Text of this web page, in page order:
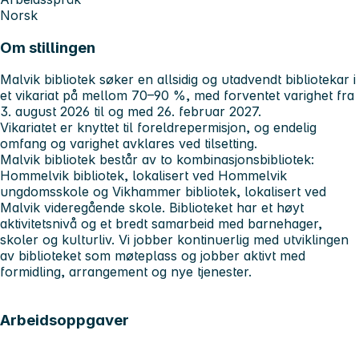
Norsk
Om stillingen
Malvik bibliotek søker en allsidig og utadvendt bibliotekar i
et vikariat på mellom 70–90 %, med forventet varighet fra
3. august 2026 til og med 26. februar 2027.
Vikariatet er knyttet til foreldrepermisjon, og endelig
omfang og varighet avklares ved tilsetting.
Malvik bibliotek består av to kombinasjonsbibliotek:
Hommelvik bibliotek, lokalisert ved Hommelvik
ungdomsskole og Vikhammer bibliotek, lokalisert ved
Malvik videregående skole. Biblioteket har et høyt
aktivitetsnivå og et bredt samarbeid med barnehager,
skoler og kulturliv. Vi jobber kontinuerlig med utviklingen
av biblioteket som møteplass og jobber aktivt med
formidling, arrangement og nye tjenester.
Arbeidsoppgaver